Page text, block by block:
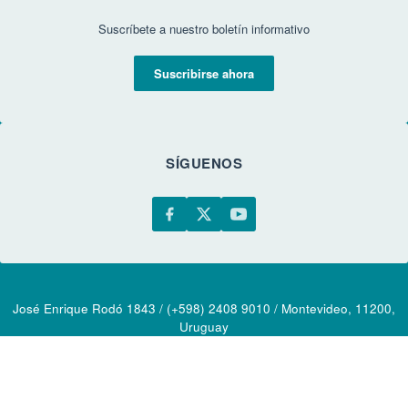
Suscríbete a nuestro boletín informativo
Suscribirse ahora
SÍGUENOS
José Enrique Rodó 1843 / (+598) 2408 9010 / Montevideo, 11200,
Uruguay